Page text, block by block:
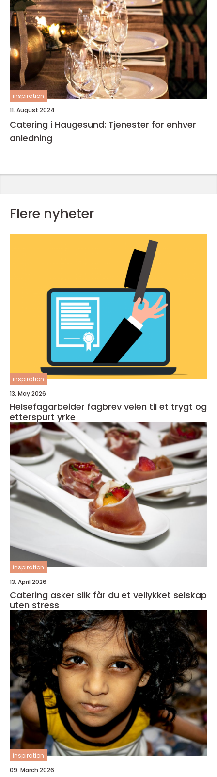
inspiration
11. August 2024
Catering i Haugesund: Tjenester for enhver
anledning
Flere nyheter
inspiration
13. May 2026
Helsefagarbeider fagbrev veien til et trygt og
etterspurt yrke
inspiration
13. April 2026
Catering asker slik får du et vellykket selskap
uten stress
inspiration
09. March 2026